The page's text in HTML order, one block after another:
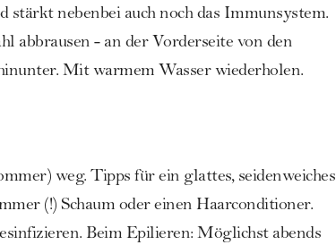
nebenbei auch noch das Immunsystem.
abbrausen - an der Vorderseite von den
Mit warmem Wasser wiederholen.
weg. Tipps für ein glattes, seidenweiches
(!) Schaum oder einen Haarconditioner.
Beim Epilieren: Möglichst abends